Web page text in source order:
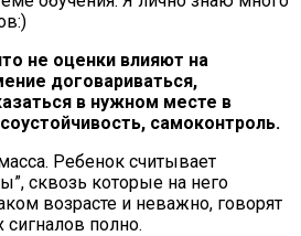
не оценки влияют на
договариваться,
в нужном месте в
самоконтроль.
Ребенок считывает
сквозь которые на него
возрасте и неважно, говорят
сигналов полно.